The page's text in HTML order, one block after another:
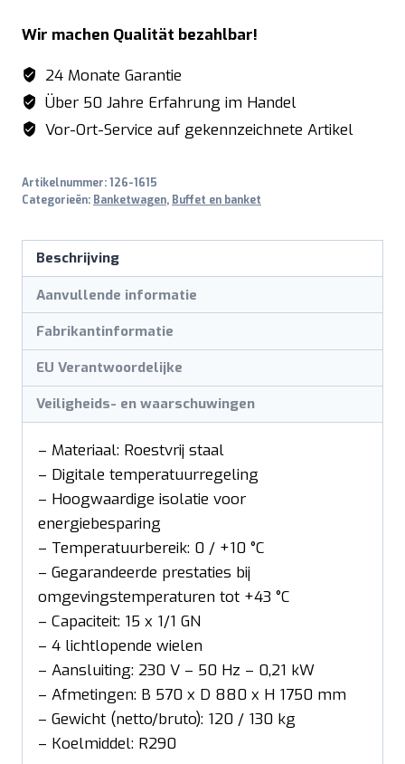
15x
1/1
GN
model
KBW
aantal
Wir machen Qualität bezahlbar!
24 Monate Garantie
Über 50 Jahre Erfahrung im Handel
Vor-Ort-Service auf gekennzeichnete Artikel
Artikelnummer:126-1615
Categorieën: Banketwagen, Buffet en banket
Beschrijving
Aanvullende informatie
Fabrikantinformatie
EU Verantwoordelijke
Veiligheids- en waarschuwingen
– Materiaal: Roestvrij staal
– Digitale temperatuurregeling
– Hoogwaardige isolatie voor
energiebesparing
– Temperatuurbereik: 0 / +10 °C
– Gegarandeerde prestaties bij
omgevingstemperaturen tot +43 °C
– Capaciteit: 15 x 1/1 GN
– 4 lichtlopende wielen
– Aansluiting: 230 V – 50 Hz – 0,21 kW
– Afmetingen: B 570 x D 880 x H 1750 mm
– Gewicht (netto/bruto): 120 / 130 kg
– Koelmiddel: R290